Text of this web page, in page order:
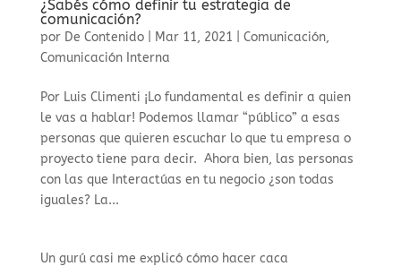
¿Sabés cómo definir tu estrategia de
comunicación?
por De Contenido| Mar 11, 2021 Comunicación,
Comunicación Interna
Por Luis Climenti ¡Lo fundamental es definir a quien
le vas a hablar! Podemos llamar “público” a esas
personas que quieren escuchar lo que tu empresa o
proyecto tiene para decir. Ahora bien, las personas
con las que Interactúas en tu negocio ¿son todas
iguales? La...
Un gurú casi me explicó cómo hacer caca